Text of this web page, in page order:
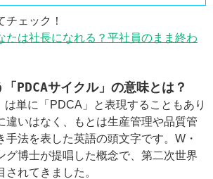
ェック！
たは社長になれる？平社員のまま終わ
PDCAサイクル」の意味とは？
は単に「PDCA」と表現することもあり
違いはなく、もとは生産管理や品質管
手法を表した英語の頭文字です。W・
グ博士が提唱した概念で、第二次世界
れてきました。